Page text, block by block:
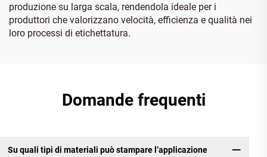
produzione su larga scala, rendendola ideale per i
produttori che valorizzano velocità, efficienza e qualità nei
loro processi di etichettatura.
Domande frequenti
Su quali tipi di materiali può stampare l’applicazione